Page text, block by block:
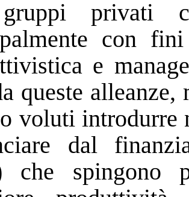
privati
con
e
queste
voluti introdurre
dal
che spingono